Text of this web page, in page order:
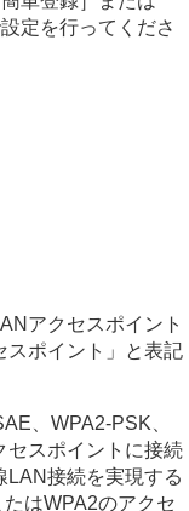
定を行ってくださ
アクセスポイント
スポイント」と表記
、WPA2-PSK、
セスポイントに接続
LAN接続を実現する
はWPA2のアクセ